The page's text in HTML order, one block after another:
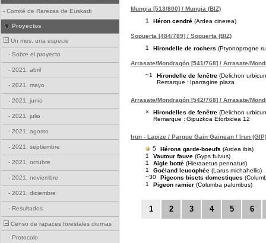
- Comité de Rarezas de Euskadi
Proyectos
Un mes, una especie
- Sobre el proyecto
- 2021, abril
- 2021, mayo
- 2021, junio
- 2021, julio
- 2021, agosto
- 2021, septiembre
- 2021, octubre
- 2021, noviembre
- 2021, diciembre
- Resultados
Censo de rapaces forestales diurnas
- Protocolo
Mungia [513/800] / Mungia (BIZ)
1
Héron cendré (Ardea cinerea)
Sopuerta [484/789] / Sopuerta (BIZ)
1
Hirondelle de rochers (Ptyonoprogne
Arrasate/Mondragón [541/768] / Arrasate/
~1
Hirondelle de fenêtre (Delichon
Remarque : Iparragirre plaza
Arrasate/Mondragón [542/768] / Arrasate/
×
Hirondelles de fenêtre (Delichon
Remarque : Gipuzkoa Etorbidea 12
Irun - Lapize / Parque Gain Gainean / Irun (GIP)
5
Hérons garde-boeufs (Ardea ibis)
1
Vautour fauve (Gyps fulvus)
1
Aigle botté (Hieraaetus pennatus)
1
Goéland leucophée (Larus michahellis)
~30
Pigeons bisets domestiques
1
Pigeon ramier (Columba palumbus)
1 2 3 4 5 6